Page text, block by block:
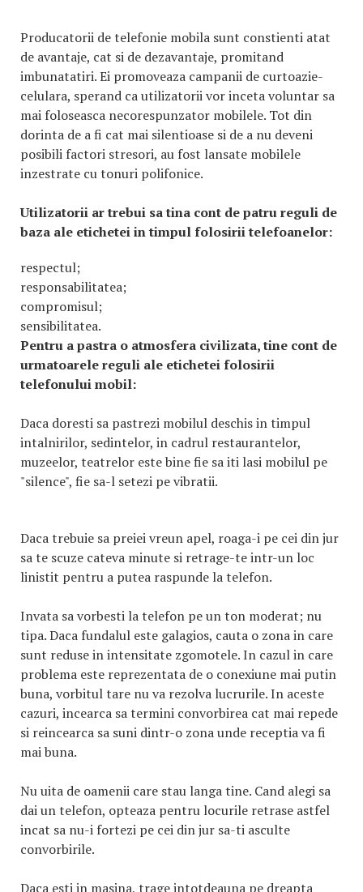
Producatorii de telefonie mobila sunt constienti atat
de avantaje, cat si de dezavantaje, promitand
imbunatatiri. Ei promoveaza campanii de curtoazie-
celulara, sperand ca utilizatorii vor inceta voluntar sa
mai foloseasca necorespunzator mobilele. Tot din
dorinta de a fi cat mai silentioase si de a nu deveni
posibili factori stresori, au fost lansate mobilele
inzestrate cu tonuri polifonice.
Utilizatorii ar trebui sa tina cont de patru reguli de
baza ale etichetei in timpul folosirii telefoanelor:
respectul;
responsabilitatea;
compromisul;
sensibilitatea.
Pentru a pastra o atmosfera civilizata, tine cont de
urmatoarele reguli ale etichetei folosirii
telefonului mobil:
Daca doresti sa pastrezi mobilul deschis in timpul
intalnirilor, sedintelor, in cadrul restaurantelor,
muzeelor, teatrelor este bine fie sa iti lasi mobilul pe
"silence", fie sa-l setezi pe vibratii.
Daca trebuie sa preiei vreun apel, roaga-i pe cei din jur
sa te scuze cateva minute si retrage-te intr-un loc
linistit pentru a putea raspunde la telefon.
Invata sa vorbesti la telefon pe un ton moderat; nu
tipa. Daca fundalul este galagios, cauta o zona in care
sunt reduse in intensitate zgomotele. In cazul in care
problema este reprezentata de o conexiune mai putin
buna, vorbitul tare nu va rezolva lucrurile. In aceste
cazuri, incearca sa termini convorbirea cat mai repede
si reincearca sa suni dintr-o zona unde receptia va fi
mai buna.
Nu uita de oamenii care stau langa tine. Cand alegi sa
dai un telefon, opteaza pentru locurile retrase astfel
incat sa nu-i fortezi pe cei din jur sa-ti asculte
convorbirile.
Daca esti in masina, trage intotdeauna pe dreapta